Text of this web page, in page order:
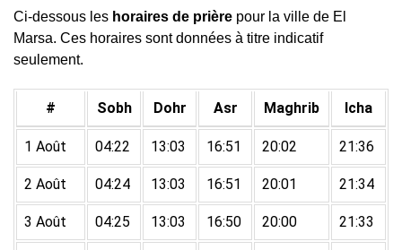
Ci-dessous les horaires de prière pour la ville de El
Marsa. Ces horaires sont données à titre indicatif
seulement.
# Sobh Dohr Asr Maghrib Icha
1 Août 04:22 13:03 16:51 20:02 21:36
2 Août 04:24 13:03 16:51 20:01 21:34
3 Août 04:25 13:03 16:50 20:00 21:33